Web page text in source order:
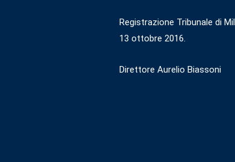
Registrazione Tribunale di
13 ottobre 2016.
Direttore Aurelio Biassoni